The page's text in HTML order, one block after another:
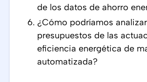
de los datos de ahorro
¿Cómo podríamos
presupuestos de las
eficiencia energética de
automatizada?